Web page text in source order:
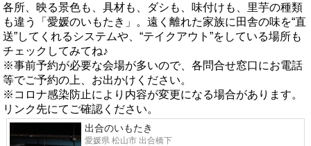
各所、映る景色も、具材も、ダシも、味付けも、里芋の種類
も違う「愛媛のいもたき」。遠く離れた家族に田舎の味を“直
送”してくれるシステムや、“テイクアウト”をしている場所も
チェックしてみてね♪
※事前予約が必要な会場が多いので、各問合せ窓口にお電話
等でご予約の上、お出かけください。
※コロナ感染防止により内容が変更になる場合があります。
リンク先にてご確認ください。
出合のいもたき
愛媛県 松山市 出合橋下